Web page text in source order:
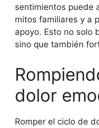
sentimientos puede
mitos familiares y a
apoyo. Esto no solo
sino que también
dolor
Romper el ciclo de